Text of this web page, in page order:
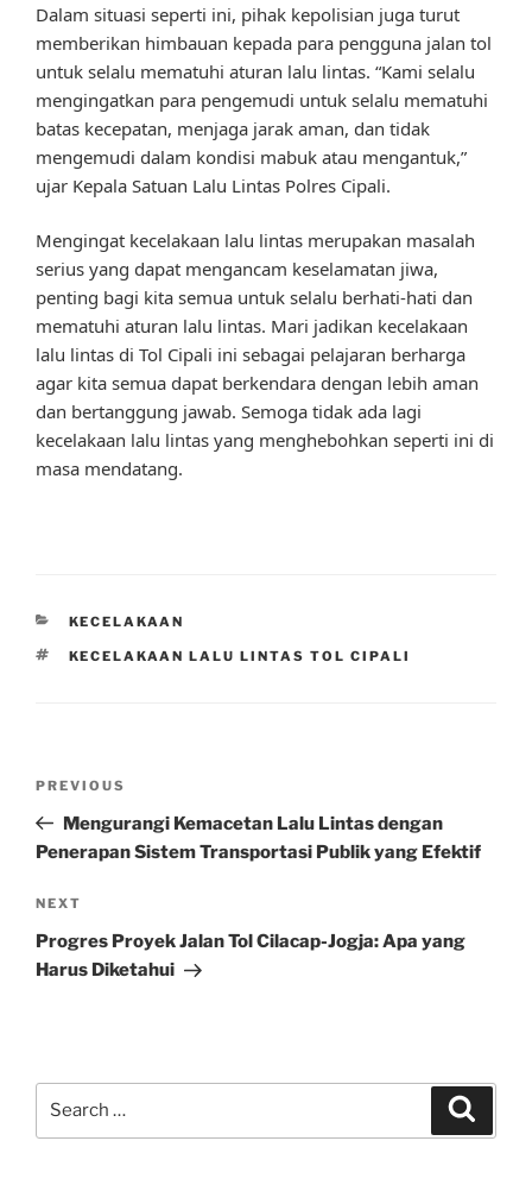
Dalam situasi seperti ini, pihak kepolisian juga turut
memberikan himbauan kepada para pengguna jalan tol
untuk selalu mematuhi aturan lalu lintas. “Kami selalu
mengingatkan para pengemudi untuk selalu mematuhi
batas kecepatan, menjaga jarak aman, dan tidak
mengemudi dalam kondisi mabuk atau mengantuk,”
ujar Kepala Satuan Lalu Lintas Polres Cipali.
Mengingat kecelakaan lalu lintas merupakan masalah
serius yang dapat mengancam keselamatan jiwa,
penting bagi kita semua untuk selalu berhati-hati dan
mematuhi aturan lalu lintas. Mari jadikan kecelakaan
lalu lintas di Tol Cipali ini sebagai pelajaran berharga
agar kita semua dapat berkendara dengan lebih aman
dan bertanggung jawab. Semoga tidak ada lagi
kecelakaan lalu lintas yang menghebohkan seperti ini di
masa mendatang.
CATEGORIES
KECELAKAAN
TAGS
KECELAKAAN LALU LINTAS TOL CIPALI
Previous
Post
PREVIOUS
Mengurangi Kemacetan Lalu Lintas dengan
Penerapan Sistem Transportasi Publik yang Efektif
Next
Post
NEXT
Progres Proyek Jalan Tol Cilacap-Jogja: Apa yang
Harus Diketahui